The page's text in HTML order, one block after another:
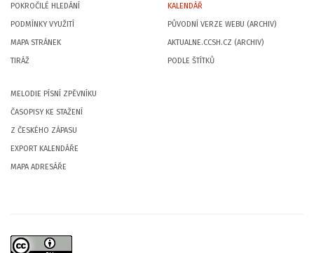
POKROČILÉ HLEDÁNÍ
PODMÍNKY VYUŽITÍ
MAPA STRÁNEK
TIRÁŽ
KALENDÁŘ
PŮVODNÍ VERZE WEBU (ARCHIV)
AKTUALNE.CCSH.CZ (ARCHIV)
PODLE ŠTÍTKŮ
MELODIE PÍSNÍ ZPĚVNÍKU
ČASOPISY KE STAŽENÍ
Z ČESKÉHO ZÁPASU
EXPORT KALENDÁŘE
MAPA ADRESÁŘE